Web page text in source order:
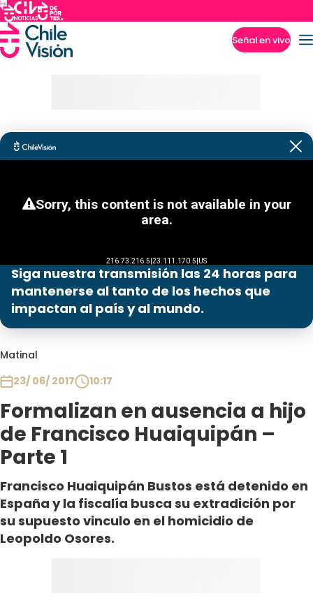
Señal en vivo
Siga nuestra transmisión las 24 horas para
mantenerse al tanto de los hechos que
impactan al país y al mundo.
Matinal
23/ 06/ 2017
10:17
Formalizan en ausencia a hijo
de Francisco Huaiquipán –
Parte 1
Francisco Huaiquipán Bustos está detenido en
España y la fiscalía busca su extradición por
su supuesto vinculo en el homicidio de
Leopoldo Osores.
Programas
Club De La Comedia
Contigo en Directo
Plan Perfecto
El Tiempo
Sabingo
Todos Los Programas